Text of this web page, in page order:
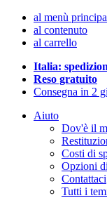
al menù
al contenuto
al carrello
Italia:
Reso gratuito
Consegna in 2
Aiuto
Dov'è il
Costi di
Opzioni
Contattaci
Tutti i